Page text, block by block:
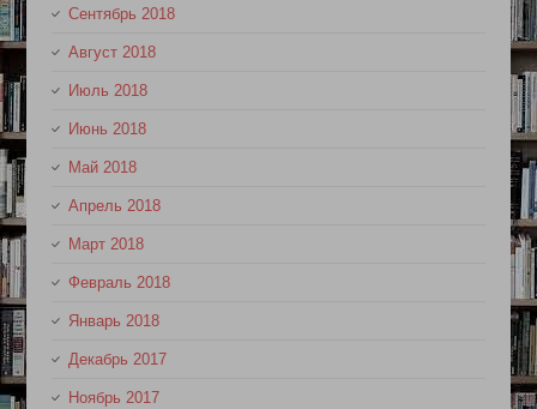
Сентябрь 2018
Август 2018
Июль 2018
Июнь 2018
Май 2018
Апрель 2018
Март 2018
Февраль 2018
Январь 2018
Декабрь 2017
Ноябрь 2017